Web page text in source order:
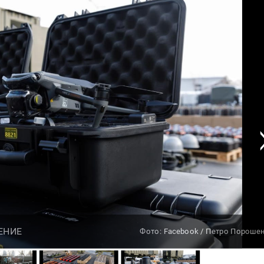
Фото: Facebook / Петро